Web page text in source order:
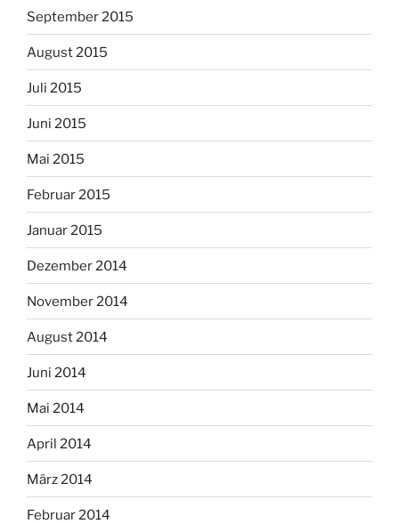
September 2015
August 2015
Juli 2015
Juni 2015
Mai 2015
Februar 2015
Januar 2015
Dezember 2014
November 2014
August 2014
Juni 2014
Mai 2014
April 2014
März 2014
Februar 2014